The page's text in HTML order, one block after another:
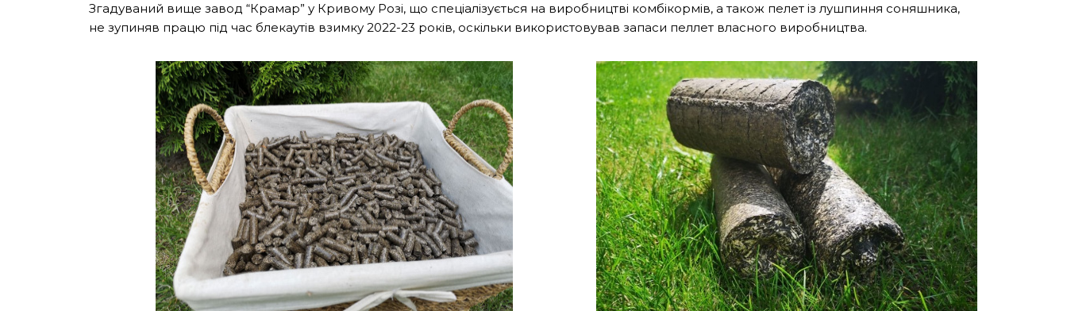
Згадуваний вище завод “Крамар” у Кривому Розі, що спеціалізується на виробництві комбікормів, а також пелет із лушпиння соняшника,
не зупиняв працю під час блекаутів взимку 2022-23 років, оскільки використовував запаси пеллет власного виробництва.